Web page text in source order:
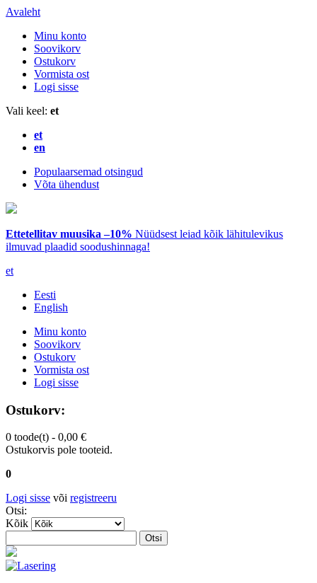
Avaleht
Minu konto
Soovikorv
Ostukorv
Vormista ost
Logi sisse
Vali keel: et
et
en
Populaarsemad otsingud
Võta ühendust
Ettetellitav muusika –10% Nüüdsest leiad kõik lähitulevikus
ilmuvad plaadid soodushinnaga!
et
Eesti
English
Minu konto
Soovikorv
Ostukorv
Vormista ost
Logi sisse
Ostukorv:
0 toode(t) - 0,00 €
Ostukorvis pole tooteid.
0
Logi sisse või registreeru
Otsi:
Kõik
Otsi